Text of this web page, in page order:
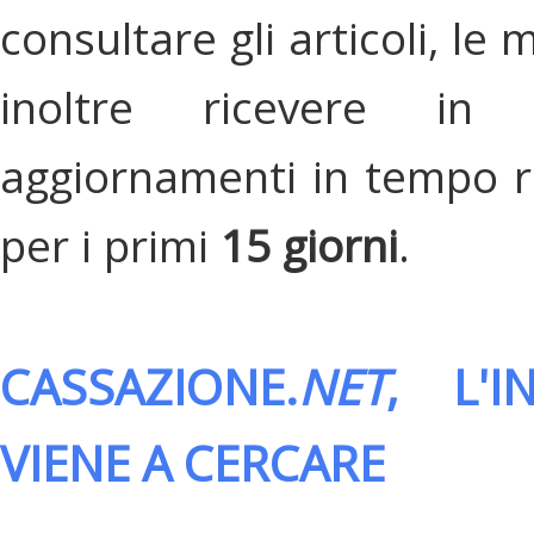
consultare gli articoli, le
inoltre ricevere in
aggiornamenti in tempo
per i primi 15 giorni.
CASSAZIONE.NET,
VIENE A CERCARE